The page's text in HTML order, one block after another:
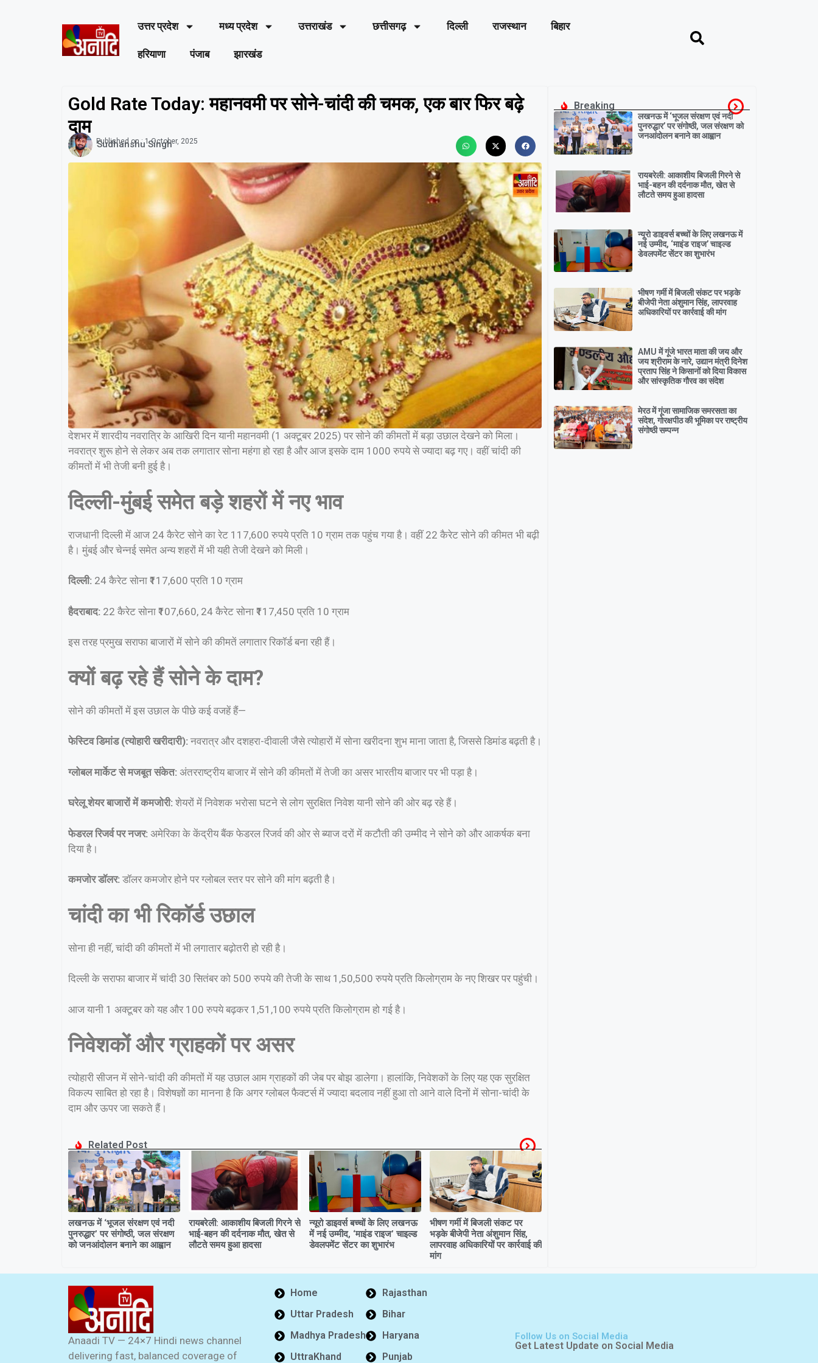
उत्तर प्रदेश मध्य प्रदेश उत्तराखंड छत्तीसगढ़ दिल्ली राजस्थान बिहार
हरियाणा पंजाब झारखंड
Gold Rate Today: महानवमी पर सोने-चांदी की चमक, एक बार फिर बढ़े
दाम
Sudhanshu Singh
Published on : 1 October, 2025
देशभर में शारदीय नवरात्रि के आखिरी दिन यानी महानवमी (1 अक्टूबर 2025) पर सोने की कीमतों में बड़ा उछाल देखने को मिला।
नवरात्र शुरू होने से लेकर अब तक लगातार सोना महंगा हो रहा है और आज इसके दाम 1000 रुपये से ज्यादा बढ़ गए। वहीं चांदी की
कीमतों में भी तेजी बनी हुई है।
दिल्ली-मुंबई समेत बड़े शहरों में नए भाव
राजधानी दिल्ली में आज 24 कैरेट सोने का रेट 117,600 रुपये प्रति 10 ग्राम तक पहुंच गया है। वहीं 22 कैरेट सोने की कीमत भी बढ़ी
है। मुंबई और चेन्नई समेत अन्य शहरों में भी यही तेजी देखने को मिली।
दिल्ली: 24 कैरेट सोना ₹117,600 प्रति 10 ग्राम
हैदराबाद: 22 कैरेट सोना ₹107,660, 24 कैरेट सोना ₹117,450 प्रति 10 ग्राम
इस तरह प्रमुख सराफा बाजारों में सोने की कीमतें लगातार रिकॉर्ड बना रही हैं।
क्यों बढ़ रहे हैं सोने के दाम?
सोने की कीमतों में इस उछाल के पीछे कई वजहें हैं—
फेस्टिव डिमांड (त्योहारी खरीदारी): नवरात्र और दशहरा-दीवाली जैसे त्योहारों में सोना खरीदना शुभ माना जाता है, जिससे डिमांड बढ़ती है।
ग्लोबल मार्केट से मजबूत संकेत: अंतरराष्ट्रीय बाजार में सोने की कीमतों में तेजी का असर भारतीय बाजार पर भी पड़ा है।
घरेलू शेयर बाजारों में कमजोरी: शेयरों में निवेशक भरोसा घटने से लोग सुरक्षित निवेश यानी सोने की ओर बढ़ रहे हैं।
फेडरल रिजर्व पर नजर: अमेरिका के केंद्रीय बैंक फेडरल रिजर्व की ओर से ब्याज दरों में कटौती की उम्मीद ने सोने को और आकर्षक बना
दिया है।
कमजोर डॉलर: डॉलर कमजोर होने पर ग्लोबल स्तर पर सोने की मांग बढ़ती है।
चांदी का भी रिकॉर्ड उछाल
सोना ही नहीं, चांदी की कीमतों में भी लगातार बढ़ोतरी हो रही है।
दिल्ली के सराफा बाजार में चांदी 30 सितंबर को 500 रुपये की तेजी के साथ 1,50,500 रुपये प्रति किलोग्राम के नए शिखर पर पहुंची।
आज यानी 1 अक्टूबर को यह और 100 रुपये बढ़कर 1,51,100 रुपये प्रति किलोग्राम हो गई है।
निवेशकों और ग्राहकों पर असर
त्योहारी सीजन में सोने-चांदी की कीमतों में यह उछाल आम ग्राहकों की जेब पर बोझ डालेगा। हालांकि, निवेशकों के लिए यह एक सुरक्षित
विकल्प साबित हो रहा है। विशेषज्ञों का मानना है कि अगर ग्लोबल फैक्टर्स में ज्यादा बदलाव नहीं हुआ तो आने वाले दिनों में सोना-चांदी के
दाम और ऊपर जा सकते हैं।
Related Post
लखनऊ में ‘भूजल संरक्षण एवं नदी
पुनरुद्धार’ पर संगोष्ठी, जल संरक्षण
को जनआंदोलन बनाने का आह्वान
रायबरेली: आकाशीय बिजली गिरने से
भाई-बहन की दर्दनाक मौत, खेत से
लौटते समय हुआ हादसा
न्यूरो डाइवर्स बच्चों के लिए लखनऊ
में नई उम्मीद, ‘माइंड राइज’ चाइल्ड
डेवलपमेंट सेंटर का शुभारंभ
भीषण गर्मी में बिजली संकट पर
भड़के बीजेपी नेता अंशुमान सिंह,
लापरवाह अधिकारियों पर कार्रवाई की
मांग
Breaking
लखनऊ में ‘भूजल संरक्षण एवं नदी
पुनरुद्धार’ पर संगोष्ठी, जल संरक्षण को
जनआंदोलन बनाने का आह्वान
रायबरेली: आकाशीय बिजली गिरने से
भाई-बहन की दर्दनाक मौत, खेत से
लौटते समय हुआ हादसा
न्यूरो डाइवर्स बच्चों के लिए लखनऊ में
नई उम्मीद, ‘माइंड राइज’ चाइल्ड
डेवलपमेंट सेंटर का शुभारंभ
भीषण गर्मी में बिजली संकट पर भड़के
बीजेपी नेता अंशुमान सिंह, लापरवाह
अधिकारियों पर कार्रवाई की मांग
AMU में गूंजे भारत माता की जय और
जय श्रीराम के नारे, उद्यान मंत्री दिनेश
प्रताप सिंह ने किसानों को दिया विकास
और सांस्कृतिक गौरव का संदेश
मेरठ में गूंजा सामाजिक समरसता का
संदेश, गोरक्षपीठ की भूमिका पर राष्ट्रीय
संगोष्ठी सम्पन्न
Anaadi TV — 24×7 Hindi news channel
delivering fast, balanced coverage of
Home
Uttar Pradesh
Madhya Pradesh
UttraKhand
Rajasthan
Bihar
Haryana
Punjab
Follow Us on Social Media
Get Latest Update on Social Media